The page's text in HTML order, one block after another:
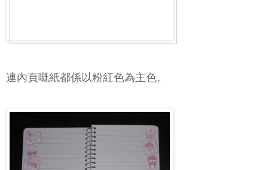
連內頁嘅紙都係以粉紅色為主色。